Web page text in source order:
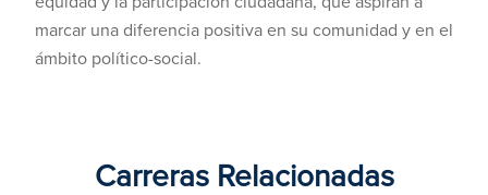
marcar una diferencia positiva en su comunidad y en el
ámbito político-social.
Carreras Relacionadas